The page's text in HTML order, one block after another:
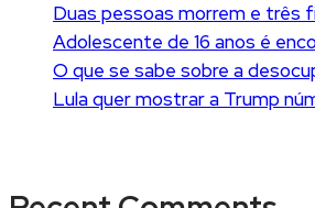
Duas pessoas morrem e três
Adolescente de 16 anos é
O que se sabe sobre a
Lula quer mostrar a Trump